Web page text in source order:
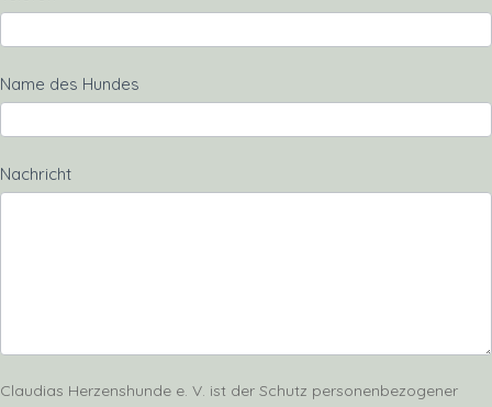
Name des Hundes
Nachricht
Claudias Herzenshunde e. V. ist der Schutz personenbezogener